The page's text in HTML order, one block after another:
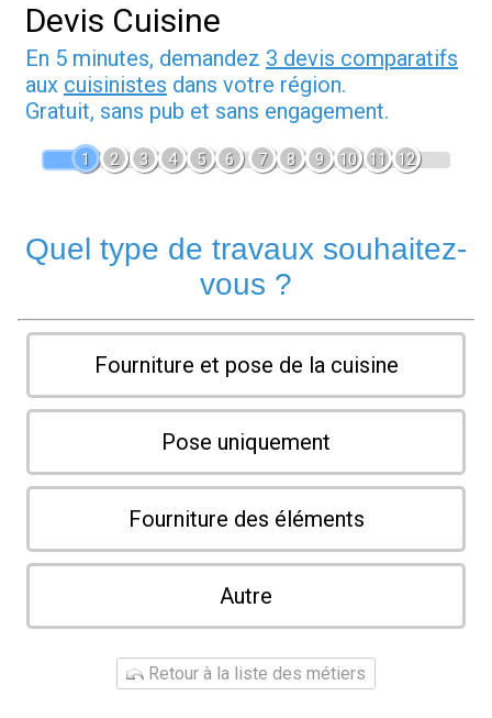
Devis Cuisine
En 5 minutes, demandez 3 devis comparatifs
aux cuisinistes dans votre région.
Gratuit, sans pub et sans engagement.
1 2 3 4 5 6 7 8 9 10 11 12
Quel type de travaux souhaitez-
vous ?
Fourniture et pose de la cuisine
Pose uniquement
Fourniture des éléments
Autre
Retour à la liste des métiers